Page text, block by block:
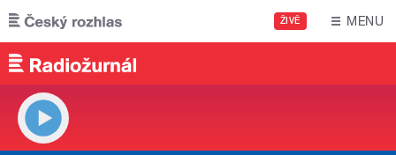
Přejít k hlavnímu obsahu
ŽIVĚ MENU